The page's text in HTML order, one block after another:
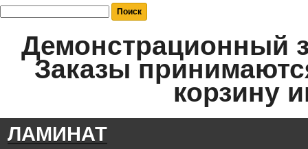
Демонстрационный
Заказы
корзину
ЛАМИНАТ